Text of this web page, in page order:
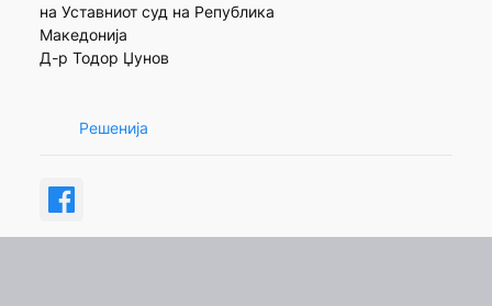
на Уставниот суд на Република
Македонија
Д-р Тодор Џунов
Решенија